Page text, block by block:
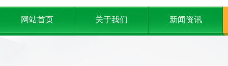
网站首页 关于我们 新闻资讯